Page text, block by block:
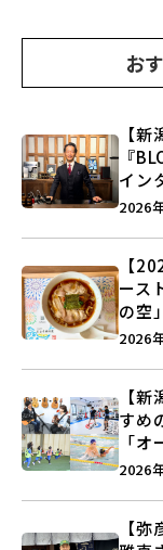
お
【
『
イン
つく
2026
【
ース
の空
注目
2026
【
すめ
「
キッ
2026
【